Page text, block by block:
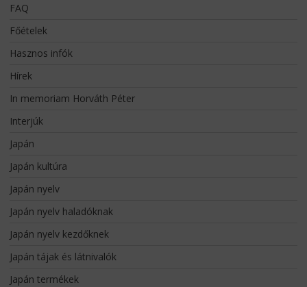
FAQ
Főételek
Hasznos infók
Hírek
In memoriam Horváth Péter
Interjúk
Japán
Japán kultúra
Japán nyelv
Japán nyelv haladóknak
Japán nyelv kezdőknek
Japán tájak és látnivalók
Japán termékek